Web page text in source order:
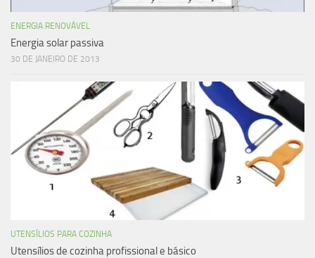
ENERGIA RENOVÁVEL
Energia solar passiva
30 DE JANEIRO DE 2013
UTENSÍLIOS PARA COZINHA
Utensílios de cozinha profissional e básico